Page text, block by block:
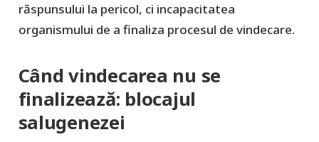
răspunsului la pericol, ci incapacitatea
organismului de a finaliza procesul de vindecare.
Când vindecarea nu se
finalizează: blocajul
salugenezei